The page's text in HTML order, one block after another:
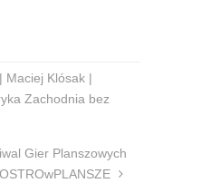
Maciej Klósak |
Zachodnia bez
Gier Planszowych
OSTROwPLANSZE